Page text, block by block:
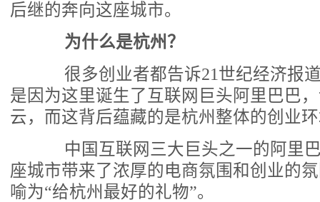
后继的奔向这座城市。
为什么是杭州？
很多创业者都告诉21世纪经济报道
是因为这里诞生了互联网巨头阿里巴巴
云，而这背后蕴藏的是杭州整体的创业
中国互联网三大巨头之一的阿里巴
座城市带来了浓厚的电商氛围和创业的
喻为“给杭州最好的礼物”。